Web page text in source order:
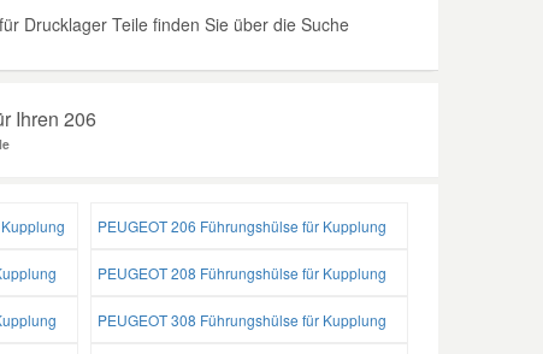
Drucklager Teile finden Sie über die Suche
Ihren 206
PEUGEOT 206 Führungshülse für Kupplung
PEUGEOT 208 Führungshülse für Kupplung
PEUGEOT 308 Führungshülse für Kupplung